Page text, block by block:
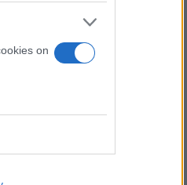
on
κόμματος -και
δεν υπήρξε
της ψηφιακής